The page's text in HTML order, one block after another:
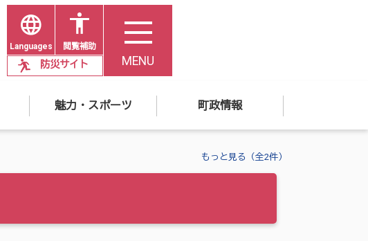
Languages 閲覧補助
防災サイト MENU
魅力・スポーツ 町政情報
もっと見る（全2件）